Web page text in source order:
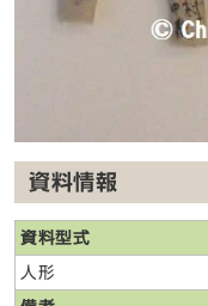
資料情報
資料型式
人形